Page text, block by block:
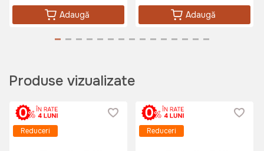
Casca cu viziera protectie din
plasa si antifoane Micul Fermier
Manusi de lucru din piele VPG 14 /
Adaugă Adaugă
Produse vizualizate
Reduceri Reduceri